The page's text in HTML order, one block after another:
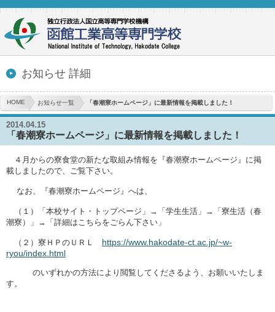
お知らせ 詳細
HOME お知らせ一覧 「春潮寮ホームページ」に最新情報を掲載しました！
2014.04.15
「春潮寮ホームページ」に最新情報を掲載しました！
４月からの寮食堂の新たな取組み情報を『春潮寮ホームページ』に掲
載しましたので、ご覧下さい。
なお、『春潮寮ホームページ』へは、
（１）「本校サイト・トップページ」→「学生生活」→「寮生活（春
潮寮）」→「詳細はこちらをごらん下さい」
（２）寮ＨＰのＵＲＬ https://www.hakodate-ct.ac.jp/~w-
ryou/index.html
のいずれかの方法により閲覧してくださるよう、お願いいたしま
す。